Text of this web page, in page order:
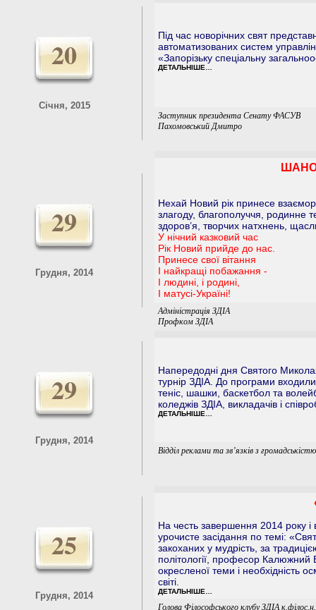
20
Січня, 2015
Під час новорічних свят
автоматизованих систем
«Запорізьку спеціальну
ДЕТАЛЬНІШЕ…
Заступник президента Сенату ФАСУВ
Пахомовський Дмитро
29
Грудня, 2014
Нехай Новий рік принесе
злагоду, благополуччя, родинне
здоров’я, творчих натхнень,
У нічний казковий час
Рік Новий прийде до нас.
Принесе свої вітання
І найкращі побажання -
І людині, і родині,
І матусі-Україні!
Адміністрація ЗДІА
Профком ЗДІА
29
Грудня, 2014
Напередодні дня Святого
турнір ЗДІА. До програми
теніс, шашки, баскетбол та
коледжів ЗДІА, викладачів і
ДЕТАЛЬНІШЕ…
Відділ реклами та зв’язків з
25
Грудня, 2014
На честь завершення 2014 року і
урочисте засідання по темі:
закоханих у мудрість, за
політології, професор Калюжний
окресленої теми і необхідність
світі.
ДЕТАЛЬНІШЕ…
Голова Філософського клубу ЗДІА